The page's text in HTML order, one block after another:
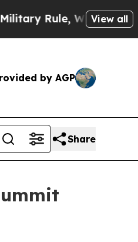
Which OffersView all
by AGP
Share